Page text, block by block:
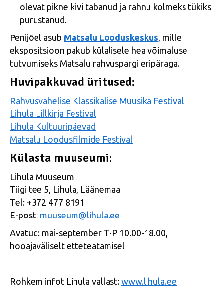
olevat pikne kivi tabanud ja rahnu kolmeks tükiks
purustanud.
Penijõel asub Matsalu Looduskeskus, mille
ekspositsioon pakub külalisele hea võimaluse
tutvumiseks Matsalu rahvuspargi eripäraga.
Huvipakkuvad üritused:
Rahvusvahelise Klassikalise Muusika Festival
Lihula Lillkirja Festival
Lihula Kultuuripäevad
Matsalu Loodusfilmide Festival
Külasta muuseumi:
Lihula Muuseum
Tiigi tee 5, Lihula, Läänemaa
Tel: +372 477 8191
E-post: muuseum@lihula.ee
Avatud: mai-september T-P 10.00-18.00,
hooajaväliselt etteteatamisel
Rohkem infot Lihula vallast: www.lihula.ee